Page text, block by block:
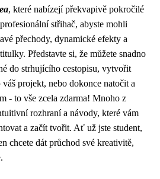
, které nabízejí překvapivě pokročilé
střihač, abyste mohli
přechody, dynamické efekty a
Představte si, že můžete snadno
do strhujícího cestopisu, vytvořit
projekt, nebo dokonce natočit a
- to vše zcela zdarma! Mnoho z
rozhraní a návody, které vám
a začít tvořit. Ať už jste student,
chcete dát průchod své kreativitě,